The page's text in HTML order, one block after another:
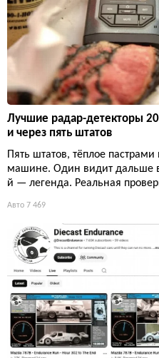
Лучшие радар-детекторы
и через пять штатов
Пять штатов, тёплое
машине. Один видит дальше
й — легенда. Реальная
Авто 7 469